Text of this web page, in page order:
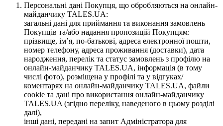
Персональні дані Покупця, що обробляються на онлайн-
майданчику TALES.UA:
загальні дані для приймання та виконання замовлень
Покупців та/або надання пропозицій Покупцям:
прізвище, ім’я, по-батькові, адреса електронної пошти,
номер телефону, адреса проживання (доставки), дата
народження, перелік та статус замовлень з профілю на
онлайн-майданчику TALES.UA, інформація (в тому
числі фото), розміщена у профілі та у відгуках/
коментарях на онлайн-майданчику TALES.UA, файли
cookie та дані про використання онлайн-майданчику
TALES.UA (згідно переліку, наведеного в цьому розділі
далі),
інші дані, передані на запит Адміністратора для